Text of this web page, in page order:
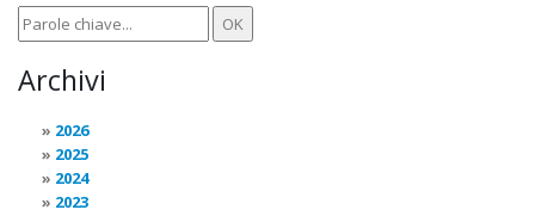
Archivi
2026
2025
2024
2023